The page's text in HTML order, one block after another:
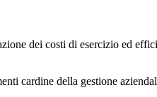
dei costi di esercizio ed
cardine della gestione